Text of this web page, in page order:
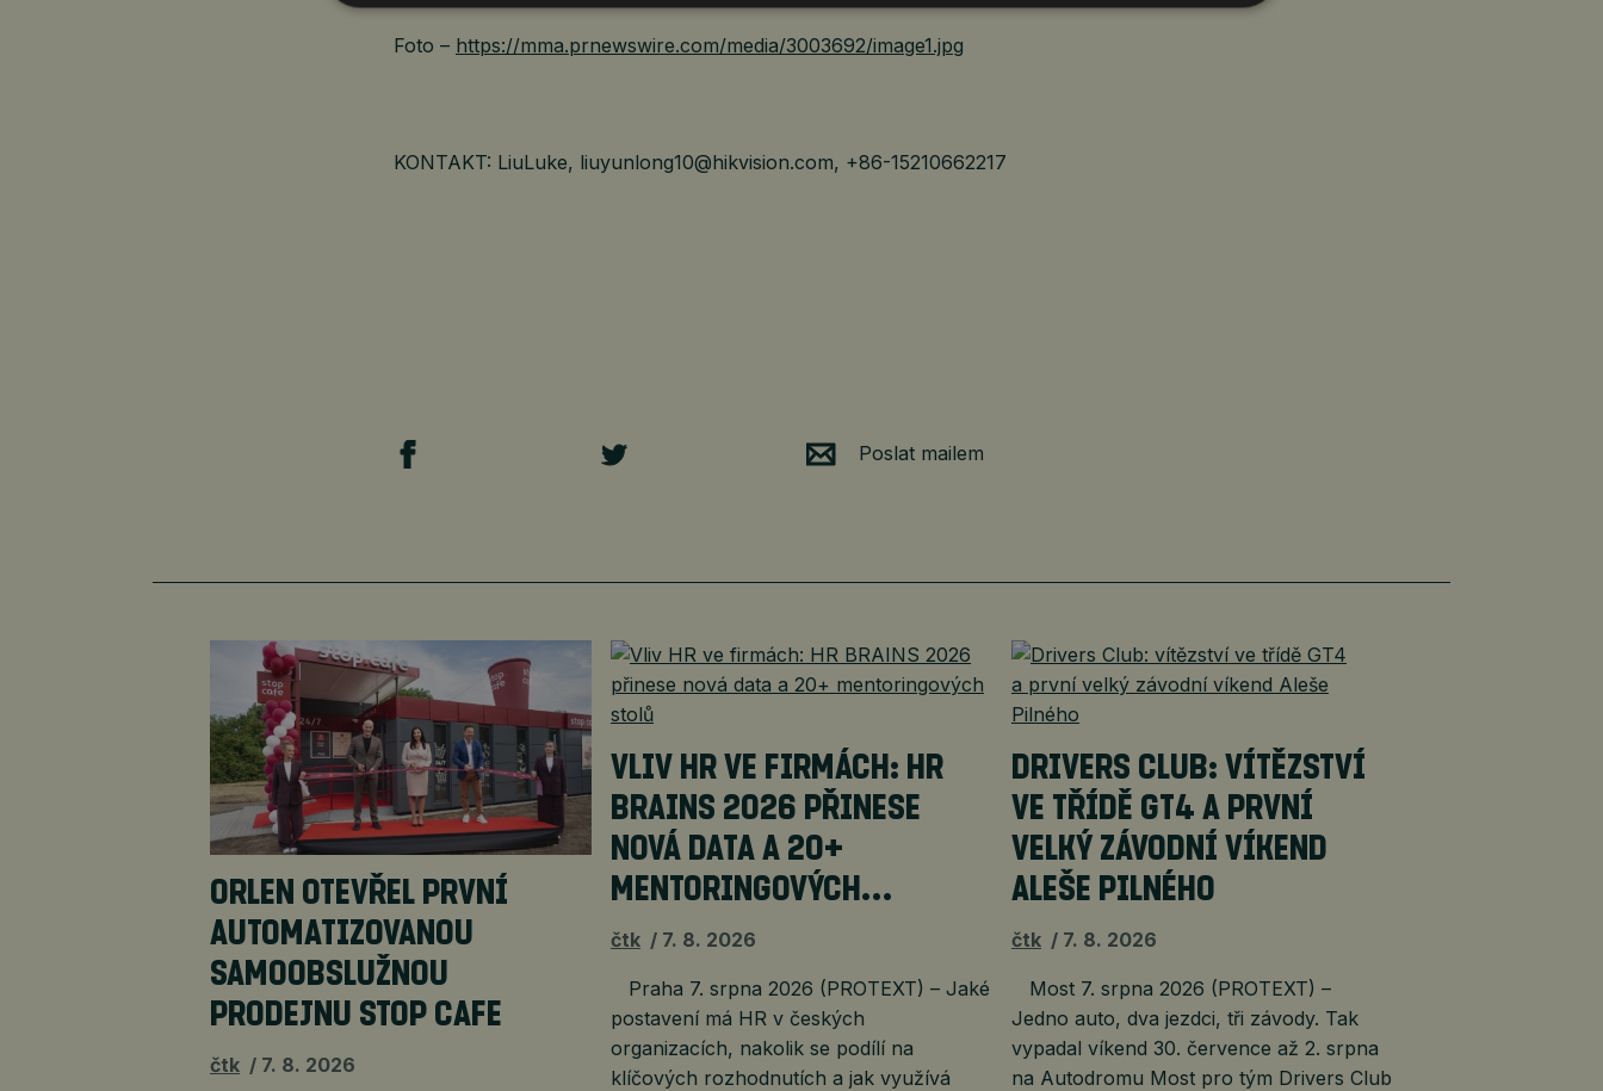
Foto – https://mma.prnewswire.com/media/3003692/image1.jpg
KONTAKT: LiuLuke, liuyunlong10@hikvision.com, +86-15210662217
Poslat mailem
ORLEN OTEVŘEL PRVNÍ
AUTOMATIZOVANOU
SAMOOBSLUŽNOU
PRODEJNU STOP CAFE
čtk 7. 8. 2026
VLIV HR VE FIRMÁCH: HR
BRAINS 2026 PŘINESE
NOVÁ DATA A 20+
MENTORINGOVÝCH…
čtk 7. 8. 2026
Praha 7. srpna 2026 (PROTEXT) – Jaké
postavení má HR v českých
organizacích, nakolik se podílí na
klíčových rozhodnutích a jak využívá
DRIVERS CLUB: VÍTĚZSTVÍ
VE TŘÍDĚ GT4 A PRVNÍ
VELKÝ ZÁVODNÍ VÍKEND
ALEŠE PILNÉHO
čtk 7. 8. 2026
Most 7. srpna 2026 (PROTEXT) –
Jedno auto, dva jezdci, tři závody. Tak
vypadal víkend 30. července až 2. srpna
na Autodromu Most pro tým Drivers Club